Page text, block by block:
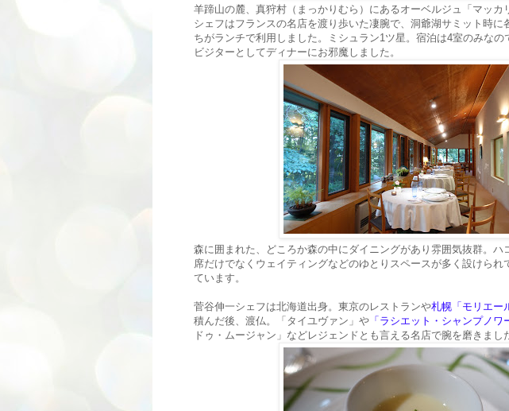
羊蹄山の麓、真狩村（まっかりむら）にあるオーベルジュ「マッカ
シェフはフランスの名店を渡り歩いた凄腕で、洞爺湖サミット時に
ちがランチで利用しました。ミシュラン1ツ星。宿泊は4室のみなの
ビジターとしてディナーにお邪魔しました。
森に囲まれた、どころか森の中にダイニングがあり雰囲気抜群。ハ
席だけでなくウェイティングなどのゆとりスペースが多く設けられ
ています。
菅谷伸一シェフは北海道出身。東京のレストランや札幌「モリエー
積んだ後、渡仏。「タイユヴァン」や 「ラシエット・シャンプノワ
ドゥ・ムージャン」などレジェンドとも言える名店で腕を磨きまし